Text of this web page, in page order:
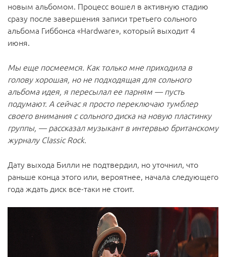
новым альбомом. Процесс вошел в активную стадию
сразу после завершения записи третьего сольного
альбома Гиббонса «Hardware», который выходит 4
июня.
Мы еще посмеемся. Как только мне приходила в
голову хорошая, но не подходящая для сольного
альбома идея, я пересылал ее парням — пусть
подумают. А сейчас я просто переключаю тумблер
своего внимания с сольного диска на новую пластинку
группы, — рассказал музыкант в интервью британскому
журналу Classic Rock.
Дату выхода Билли не подтвердил, но уточнил, что
раньше конца этого или, вероятнее, начала следующего
года ждать диск все-таки не стоит.